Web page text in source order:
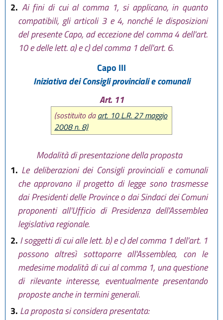
2. Ai fini di cui al comma 1, si applicano, in quanto
compatibili, gli articoli 3 e 4, nonché le disposizioni
del presente Capo, ad eccezione del comma 4 dell'art.
10 e delle lett. a) e c) del comma 1 dell'art. 6.
Capo III
Iniziativa dei Consigli provinciali e comunali
Art. 11
(sostituito daart. 10 L.R. 27 maggio
2008 n. 8)
Modalità di presentazione della proposta
1. Le deliberazioni dei Consigli provinciali e comunali
che approvano il progetto di legge sono trasmesse
dai Presidenti delle Province o dai Sindaci dei Comuni
proponenti all'Ufficio di Presidenza dell'Assemblea
legislativa regionale.
2. I soggetti di cui alle lett. b) e c) del comma 1 dell'art. 1
possono altresì sottoporre all'Assemblea, con le
medesime modalità di cui al comma 1, una questione
di rilevante interesse, eventualmente presentando
proposte anche in termini generali.
3. La proposta si considera presentata: